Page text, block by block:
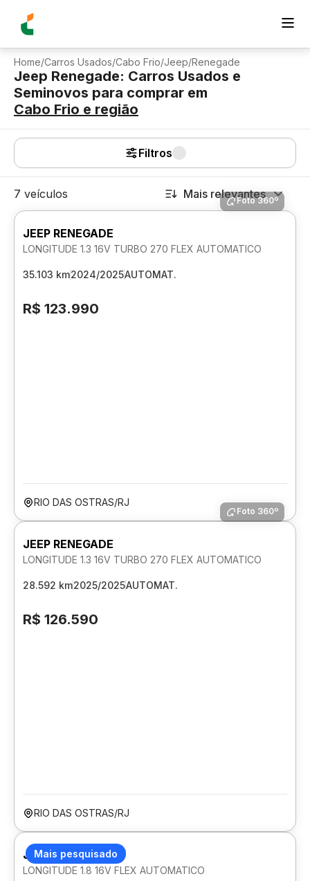
Home/Carros Usados/Cabo Frio/Jeep/Renegade
Jeep Renegade: Carros Usados e
Seminovos para comprar em
Cabo Frio e região
Filtros
7 veículos Mais relevantes
Foto 360º
JEEP RENEGADE
LONGITUDE 1.3 16V TURBO 270 FLEX AUTOMATICO
35.103 km2024/2025AUTOMAT.
R$ 123.990
RIO DAS OSTRAS/RJ
Foto 360º
JEEP RENEGADE
LONGITUDE 1.3 16V TURBO 270 FLEX AUTOMATICO
28.592 km2025/2025AUTOMAT.
R$ 126.590
RIO DAS OSTRAS/RJ
Mais pesquisado
JEEP RENEGADE
LONGITUDE 1.8 16V FLEX AUTOMATICO